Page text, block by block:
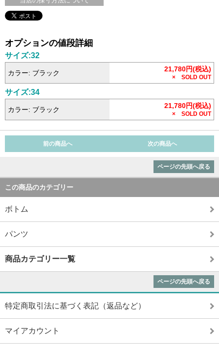
オプションの値段詳細
サイズ:32
カラー: ブラック 21,780円(税込)
× SOLD OUT
サイズ:34
カラー: ブラック 21,780円(税込)
× SOLD OUT
前の商品へ 次の商品へ
ページの先頭へ戻る
この商品のカテゴリー
ボトム
パンツ
商品カテゴリー一覧
ページの先頭へ戻る
特定商取引法に基づく表記（返品など）
マイアカウント